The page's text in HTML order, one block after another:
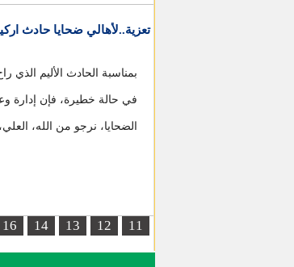
تعزية..لأهالي ضحايا حادث
بمناسبة الحادث الأليم
في حالة خطيرة، فإن إدارة
الضحايا، نرجو من الله،
الصفحات
11
12
13
14
16